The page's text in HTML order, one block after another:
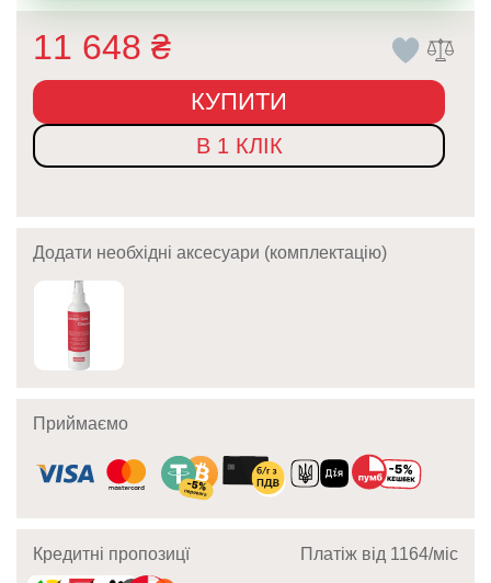
11 648 ₴
КУПИТИ
В 1 КЛІК
Додати необхідні аксесуари (комплектацію)
Приймаємо
Кредитні пропозицї Платіж від 1164/мic